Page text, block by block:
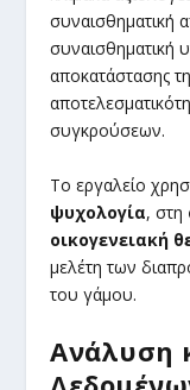
συναισθηματική
συναισθηματική
αποκατάστασης
συγκρούσεων.
Το εργαλείο
ψυχολογία, στη
οικογενειακή
μελέτη των
του γάμου.
Ανάλυση